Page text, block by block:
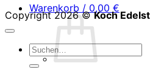
Warenkorb / 0,00 €
Copyright 2026 ©Koch
Suchen
nach: